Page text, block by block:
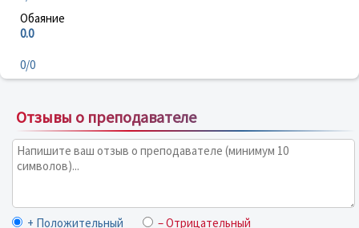
Обаяние
0.0
0/0
Отзывы о преподавателе
+ Положительный – Отрицательный